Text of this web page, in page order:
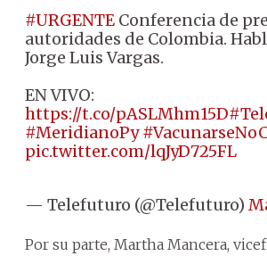
#URGENTE Conferencia de
autoridades de Colombia.
Jorge Luis Vargas.
EN VIVO:
https://t.co/pASLMhm15D
#MeridianoPy
pic.twitter.com/lqJyD725FL
— Telefuturo (@Telefuturo)
Por su parte, Martha Mancera,